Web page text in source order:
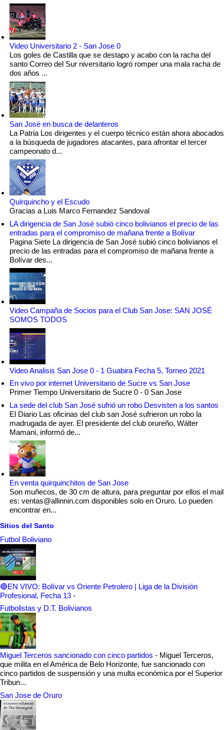
Video Universitario 2 - San Jose 0
Los goles de Castilla que se destapo y acabo con la racha del
santo Correo del Sur niversitario logró romper una mala racha de
dos años ...
San José en busca de delanteros
La Patria Los dirigentes y el cuerpo técnico están ahora abocados
a la búsqueda de jugadores atacantes, para afrontar el tercer
campeonato d...
Quirquincho y el Escudo
Gracias a Luis Marco Fernandez Sandoval
LA dirigencia de San José subió cinco bolivianos el precio de las
entradas para el compromiso de mañana frente a Bolívar
Pagina Siete La dirigencia de San José subió cinco bolivianos el
precio de las entradas para el compromiso de mañana frente a
Bolívar des...
Video Campaña de Socios para el Club San Jose: SAN JOSÉ
SOMOS TODOS
Video Analisis San Jose 0 - 1 Guabira Fecha 5, Torneo 2021
En vivo por internet Universitario de Sucre vs San Jose
Primer Tiempo Universitario de Sucre 0 - 0 San Jose
La sede del club San José sufrió un robo Desvisten a los santos
El Diario Las oficinas del club san José sufrieron un robo la
madrugada de ayer. El presidente del club orureño, Wálter
Mamani, informó de...
En venta quirquinchitos de San Jose
Son muñecos, de 30 cm de altura, para preguntar por ellos el mail
es: ventas@allinnin.com disponibles solo en Oruro. Lo pueden
encontrar en...
Sitios del Santo
Futbol Boliviano
🔴EN VIVO: Bolívar vs Oriente Petrolero | Liga de la División
Profesional, Fecha 13 -
Futbolistas y D.T. Bolivianos
Miguel Terceros sancionado con cinco partidos - Miguel Terceros,
que milita en el América de Belo Horizonte, fue sancionado con
cinco partidos de suspensión y una multa económica por el Superior
Tribun...
San Jose de Oruro